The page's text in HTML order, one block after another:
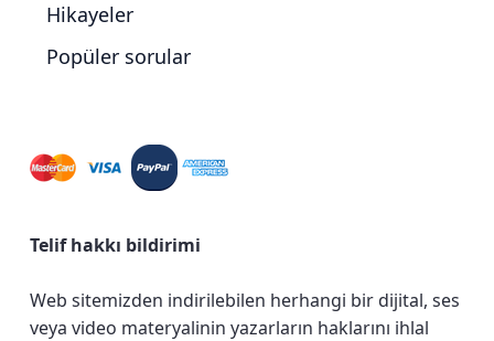
Hikayeler
Popüler sorular
Telif hakkı bildirimi
Web sitemizden indirilebilen herhangi bir dijital, ses
veya video materyalinin yazarların haklarını ihlal